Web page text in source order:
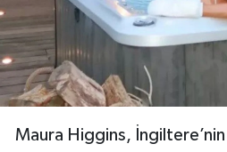
Maura Higgins,